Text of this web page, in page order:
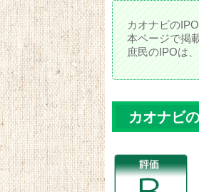
カオナビの
本ページで掲
庶民のIPOは
カオナビ